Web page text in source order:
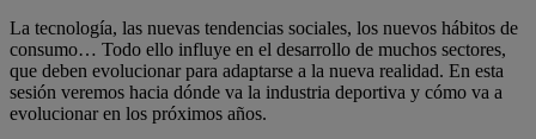
La tecnología, las nuevas tendencias sociales, los nuevos hábitos de
consumo… Todo ello influye en el desarrollo de muchos sectores,
que deben evolucionar para adaptarse a la nueva realidad. En esta
sesión veremos hacia dónde va la industria deportiva y cómo va a
evolucionar en los próximos años.